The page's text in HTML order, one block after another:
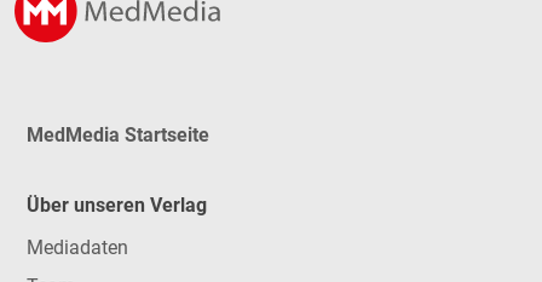
MedMedia Startseite
Über unseren Verlag
Mediadaten